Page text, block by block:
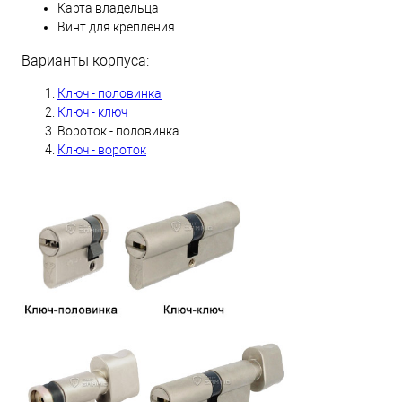
Карта владельца
Винт для крепления
Варианты корпуса:
Ключ - половинка
Ключ - ключ
Вороток - половинка
Ключ - вороток